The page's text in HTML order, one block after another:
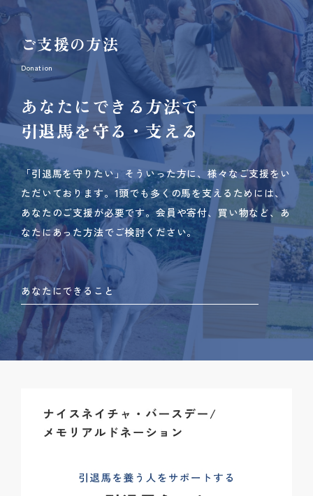
ご支援の方法
Donation
あなたにできる方法で
引退馬を守る・支える
「引退馬を守りたい」そういった方に、様々なご支援をい
ただいております。 1頭でも多くの馬を支えるためには、
あなたのご支援が必要です。 会員や寄付、買い物など、あ
なたにあった方法でご検討ください。
あなたにできること